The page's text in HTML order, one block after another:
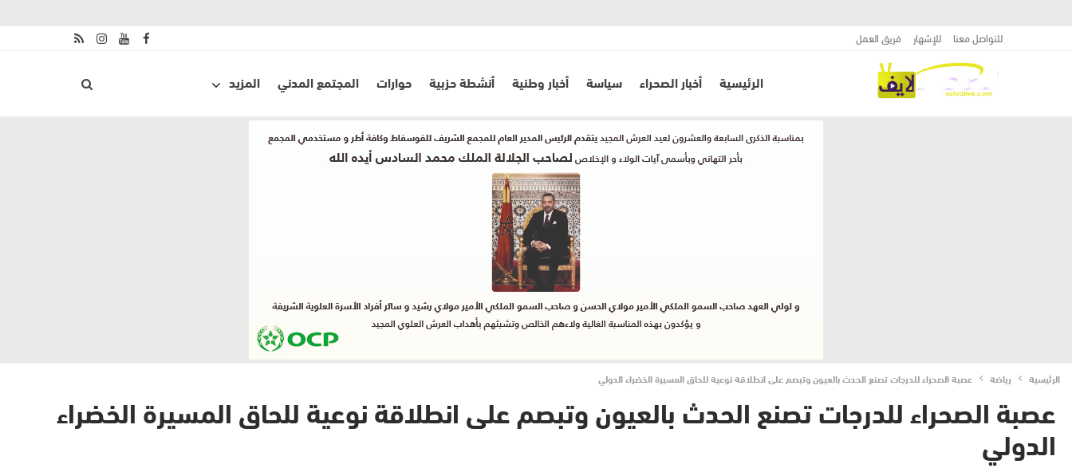
للتواصل معنا للإشهار فريق العمل
الرئيسية أخبار الصحراء سياسة أخبار وطنية أنشطة حزبية حوارات المجتمع المدني المزيد
الرئيسية رياضة عصبة الصحراء للدرجات تصنع الحدث بالعيون وتبصم على انطلاقة نوعية للحاق المسيرة الخضراء الدولي‎
عصبة الصحراء للدرجات تصنع الحدث بالعيون وتبصم على انطلاقة نوعية للحاق المسيرة الخضراء
الدولي‎